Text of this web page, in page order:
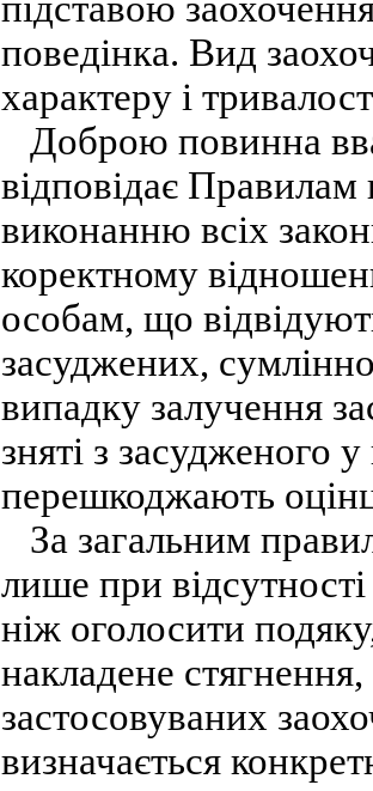
поведінка. Вид
характеру і
Доброю повинна
відповідає
виконанню всіх
коректному
особам, що
засуджених,
випадку залучення
зняті з засудженого
перешкоджають
За загальним
лише при
ніж оголосити
накладене
застосовуваних
визначається